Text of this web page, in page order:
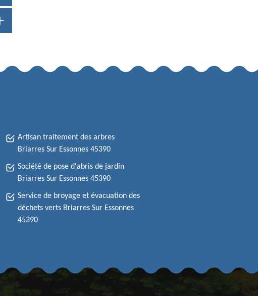
Artisan traitement des arbres
Briarres Sur Essonnes 45390
Société de pose d'abris de jardin
Briarres Sur Essonnes 45390
Service de broyage et évacuation des
déchets verts Briarres Sur Essonnes
45390